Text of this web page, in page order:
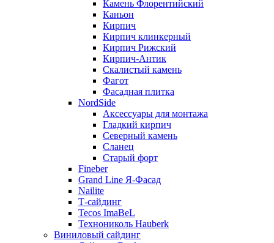
Камень Флорентийский
Каньон
Кирпич
Кирпич клинкерный
Кирпич Рижский
Кирпич-Антик
Скалистый камень
Фагот
Фасадная плитка
NordSide
Аксессуары для монтажа
Гладкий кирпич
Северный камень
Сланец
Старый форт
Fineber
Grand Line Я-Фасад
Nailite
Т-сайдинг
Tecos ImaBeL
Технониколь Hauberk
Виниловый сайдинг